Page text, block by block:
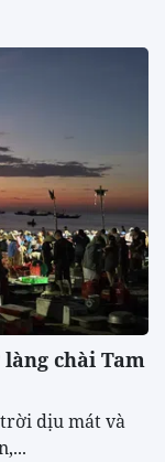
chài Tam
dịu mát và